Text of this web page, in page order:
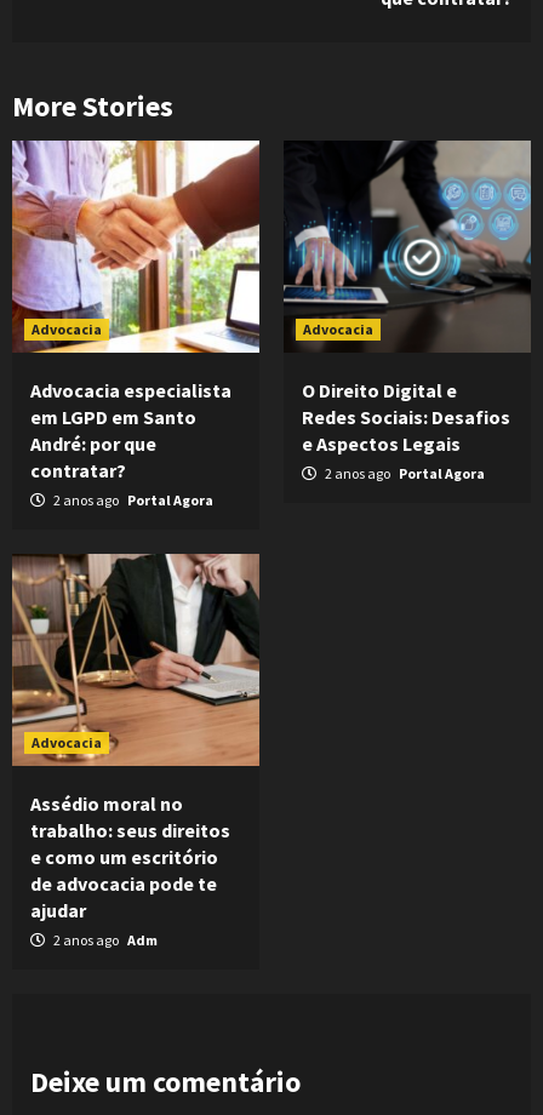
More Stories
Advocacia
Advocacia especialista
em LGPD em Santo
André: por que
contratar?
2 anos ago Portal Agora
Advocacia
O Direito Digital e
Redes Sociais: Desafios
e Aspectos Legais
2 anos ago Portal Agora
Advocacia
Assédio moral no
trabalho: seus direitos
e como um escritório
de advocacia pode te
ajudar
2 anos ago Adm
Deixe um comentário